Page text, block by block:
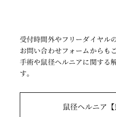
受付時間外やフリーダイヤル
お問い合わせフォームからも
手術や鼠径ヘルニアに関する
す。
鼠径ヘルニア